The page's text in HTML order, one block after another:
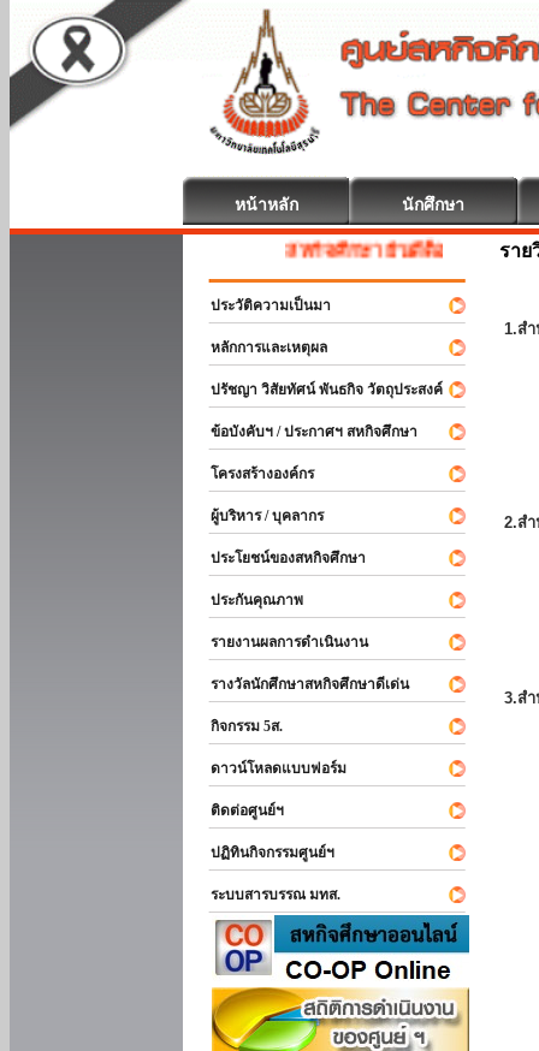
หน้าหลัก นักศึกษา
สหกิจศึกษา ยินดีต้อนรับ
ประวัติความเป็นมา
หลักการและเหตุผล
ปรัชญา วิสัยทัศน์ พันธกิจ วัตถุประสงค์
ข้อบังคับฯ / ประกาศฯ สหกิจศึกษา
โครงสร้างองค์กร
ผู้บริหาร / บุคลากร
ประโยชน์ของสหกิจศึกษา
ประกันคุณภาพ
รายงานผลการดำเนินงาน
รางวัลนักศึกษาสหกิจศึกษาดีเด่น
กิจกรรม 5ส.
ดาวน์โหลดแบบฟอร์ม
ติดต่อศูนย์ฯ
ปฏิทินกิจกรรมศูนย์ฯ
ระบบสารบรรณ มทส.
ราย
1.ส
2.ส
3.ส